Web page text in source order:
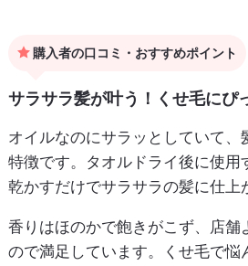
購入者の口コミ・おすすめポイント
サラサラ髪が叶う！くせ毛にぴ
オイルなのにサラッとしていて、
特徴です。タオルドライ後に使用
乾かすだけでサラサラの髪に仕上
香りはほのかで飽きがこず、店舗
ので満足しています。くせ毛で悩